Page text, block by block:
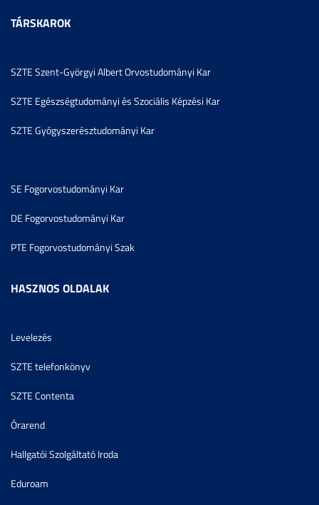
TÁRSKAROK
SZTE Szent-Györgyi Albert Orvostudományi Kar
SZTE Egészségtudományi és Szociális Képzési Kar
SZTE Gyógyszerésztudományi Kar
SE Fogorvostudományi Kar
DE Fogorvostudományi Kar
PTE Fogorvostudományi Szak
HASZNOS OLDALAK
Levelezés
SZTE telefonkönyv
SZTE Contenta
Órarend
Hallgatói Szolgáltató Iroda
Eduroam